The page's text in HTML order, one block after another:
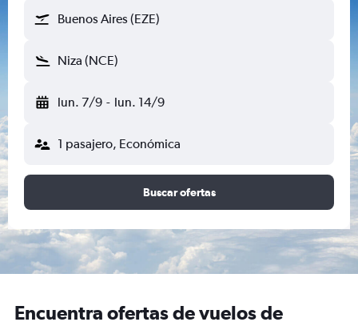
Buenos Aires (EZE)
Niza (NCE)
lun. 7/9 - lun. 14/9
1 pasajero, Económica
Buscar ofertas
Encuentra ofertas de vuelos de